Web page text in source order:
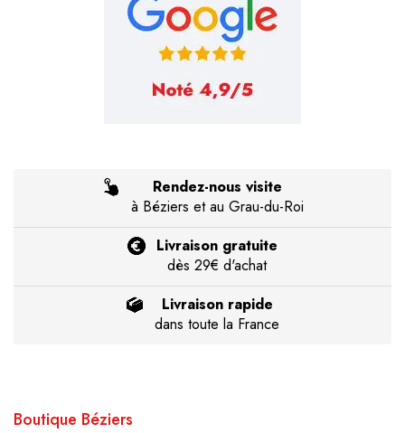
Rendez-nous visite
à Béziers et au Grau-du-Roi
Livraison gratuite
dès 29€ d'achat
Livraison rapide
dans toute la France
Boutique Béziers